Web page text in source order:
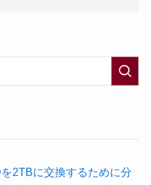
2TBに交換するために分